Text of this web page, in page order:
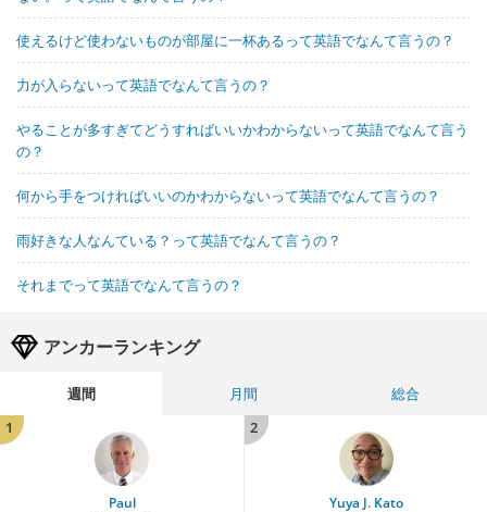
使えるけど使わないものが部屋に一杯あるって英語でなんて言うの？
力が入らないって英語でなんて言うの？
やることが多すぎてどうすればいいかわからないって英語でなんて言う
の？
何から手をつければいいのかわからないって英語でなんて言うの？
雨好きな人なんている？って英語でなんて言うの？
それまでって英語でなんて言うの？
アンカーランキング
週間 月間
総合
1
Paul
2
Yuya J. Kato